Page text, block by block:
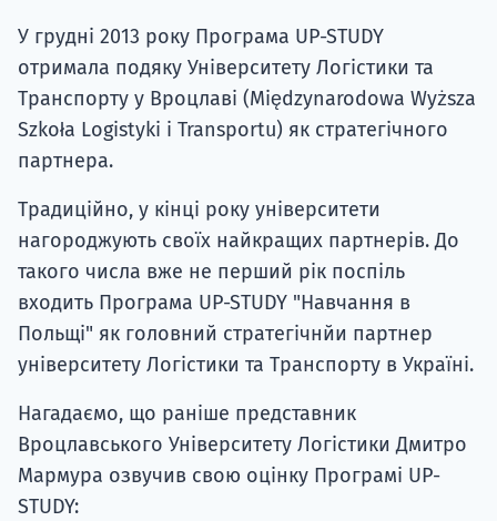
У грудні 2013 року Програма UP-STUDY
отримала подяку Університету Логістики та
Транспорту у Вроцлаві (Międzynarodowa Wyższa
Szkoła Logistyki i Transportu) як стратегічного
партнера.
Традиційно, у кінці року університети
нагороджують своїх найкращих партнерів. До
такого числа вже не перший рік поспіль
входить Програма UP-STUDY "Навчання в
Польщі" як головний стратегічнйи партнер
університету Логістики та Транспорту в Україні.
Нагадаємо, що раніше представник
Вроцлавського Університету Логістики Дмитро
Мармура озвучив свою оцінку Програмі UP-
STUDY: